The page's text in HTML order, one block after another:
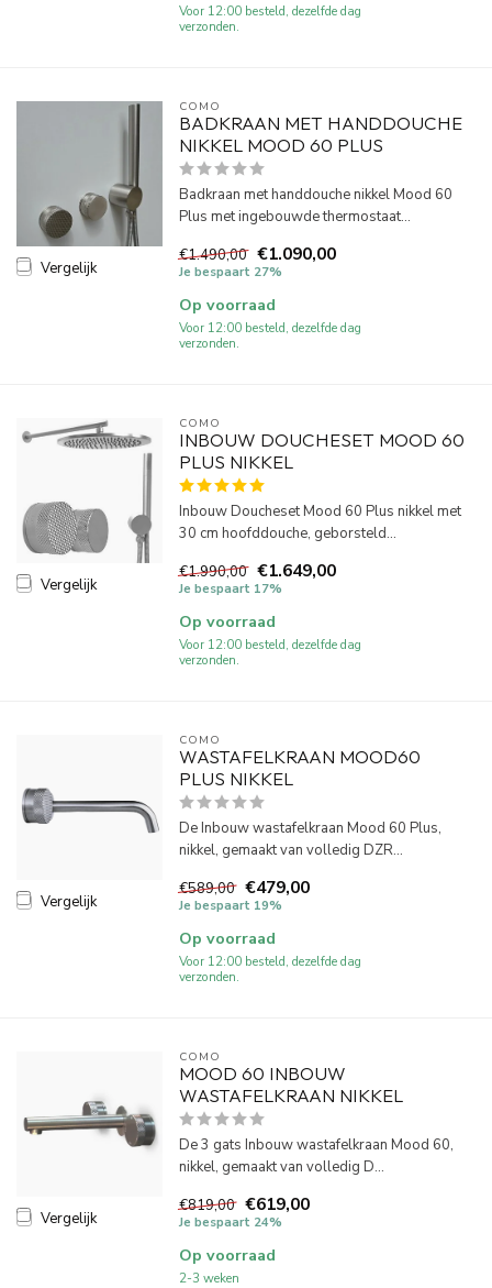
Voor 12:00 besteld, dezelfde dag
verzonden.
Vergelijk
COMO
BADKRAAN MET HANDDOUCHE
NIKKEL MOOD 60 PLUS
Badkraan met handdouche nikkel Mood 60
Plus met ingebouwde thermostaat...
€1.490,00 €1.090,00
Je bespaart 27%
Op voorraad
Voor 12:00 besteld, dezelfde dag
verzonden.
Vergelijk
COMO
INBOUW DOUCHESET MOOD 60
PLUS NIKKEL
Inbouw Doucheset Mood 60 Plus nikkel met
30 cm hoofddouche, geborsteld...
€1.990,00 €1.649,00
Je bespaart 17%
Op voorraad
Voor 12:00 besteld, dezelfde dag
verzonden.
Vergelijk
COMO
WASTAFELKRAAN MOOD60
PLUS NIKKEL
De Inbouw wastafelkraan Mood 60 Plus,
nikkel, gemaakt van volledig DZR...
€589,00 €479,00
Je bespaart 19%
Op voorraad
Voor 12:00 besteld, dezelfde dag
verzonden.
Vergelijk
COMO
MOOD 60 INBOUW
WASTAFELKRAAN NIKKEL
De 3 gats Inbouw wastafelkraan Mood 60,
nikkel, gemaakt van volledig D...
€819,00 €619,00
Je bespaart 24%
Op voorraad
2-3 weken